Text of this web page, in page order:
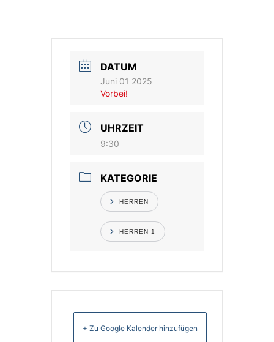
Platzbuchung DATUM
Juni 01 2025
Vorbei!
UHRZEIT
9:30
KATEGORIE
HERREN
HERREN 1
+ Zu Google Kalender hinzufügen